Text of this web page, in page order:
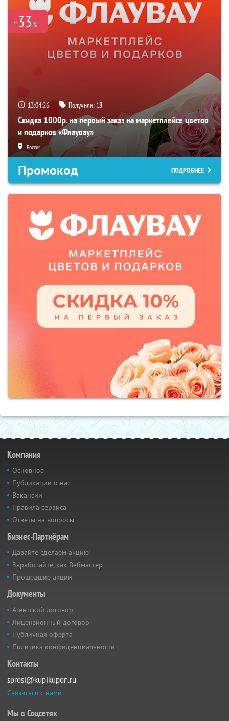
-33%
13:04:25 Получили: 18
Скидка 1000р. на первый заказ на маркетплейсе цветов
и подарков «Флаувау»
Россия
Промокод ПОДРОБНЕЕ
Компания
Основное
Публикации о нас
Вакансии
Правила сервиса
Ответы на вопросы
Бизнес-Партнёрам
Давайте сделаем акцию!
Заработайте, как Вебмастер
Прошедшие акции
Документы
Агентский договор
Лицензионный договор
Публичная оферта
Политика конфиденциальности
Контакты
sprosi@kupikupon.ru
Связаться с нами
Мы в Соцсетях